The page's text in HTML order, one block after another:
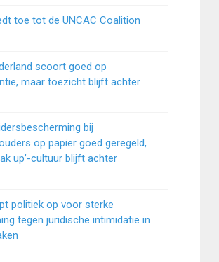
toe tot de UNCAC Coalition
scoort goed op
maar toezicht blijft achter
bij
op papier goed geregeld,
up’-cultuur blijft achter
politiek op voor sterke
tegen juridische intimidatie in